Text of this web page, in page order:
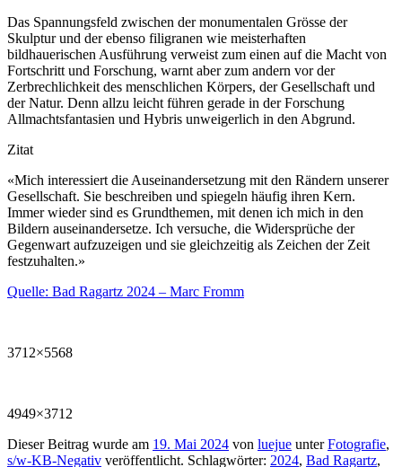
Das Spannungsfeld zwischen der monumentalen Grösse der
Skulptur und der ebenso filigranen wie meisterhaften
bildhauerischen Ausführung verweist zum einen auf die Macht von
Fortschritt und Forschung, warnt aber zum andern vor der
Zerbrechlichkeit des menschlichen Körpers, der Gesellschaft und
der Natur. Denn allzu leicht führen gerade in der Forschung
Allmachtsfantasien und Hybris unweigerlich in den Abgrund.
Zitat
«Mich interessiert die Auseinandersetzung mit den Rändern unserer
Gesellschaft. Sie beschreiben und spiegeln häufig ihren Kern.
Immer wieder sind es Grundthemen, mit denen ich mich in den
Bildern auseinandersetze. Ich versuche, die Widersprüche der
Gegenwart aufzuzeigen und sie gleichzeitig als Zeichen der Zeit
festzuhalten.»
Quelle: Bad Ragartz 2024 – Marc Fromm
3712×5568
4949×3712
Dieser Beitrag wurde am 19. Mai 2024 von luejue unterFotografie,
s/w-KB-Negativ veröffentlicht. Schlagwörter: 2024, Bad Ragartz,